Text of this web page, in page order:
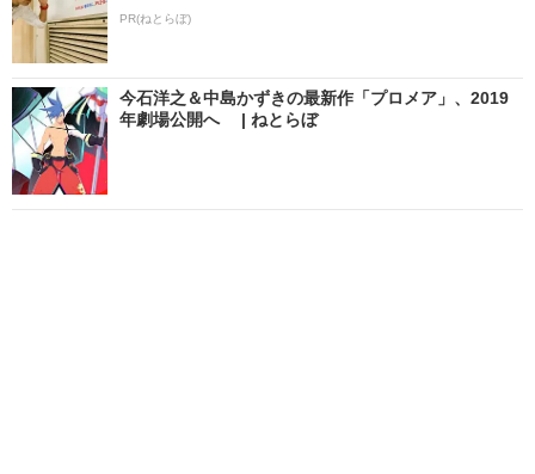
PR(ねとらぼ)
今石洋之＆中島かずきの最新作「プロメア」、2019
年劇場公開へ | ねとらぼ